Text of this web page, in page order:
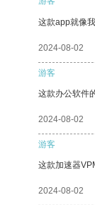
这款app就像
2024-08-02
游客
这款办公软件
2024-08-02
游客
这款加速器
2024-08-02